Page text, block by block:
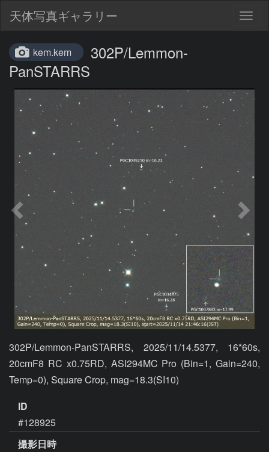
天体写真ギャラリー
kem.kem
302P/Lemmon-
PanSTARRS
302P/Lemmon-PanSTARRS, 2025/11/14.5377, 16*60s,
20cmF8 RC x0.75RD, ASI294MC Pro (Bin=1, Gain=240,
ID
#128925
撮影日時